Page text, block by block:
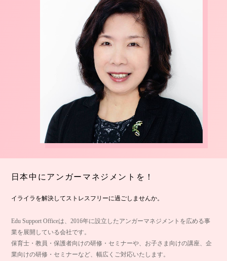
日本中にアンガーマネジメントを！
イライラを解決してストレスフリーに過ごしませんか。
Edu Support Officeは、2016年に設立したアンガーマネジメントを広める事
業を展開している会社です。
保育士・教員・保護者向けの研修・セミナーや、お子さま向けの講座、企
業向けの研修・セミナーなど、幅広くご対応いたします。